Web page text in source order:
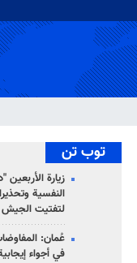
توب تن
زيارة
النفسية
لتفتيت الجيش
عُمان:
في أجواء